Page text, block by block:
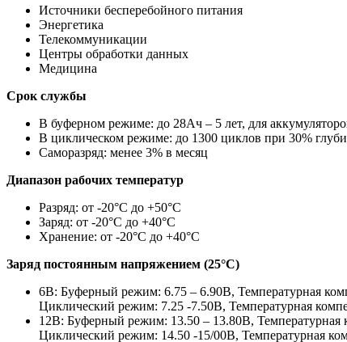
Источники бесперебойного питания
Энергетика
Телекоммуникации
Центры обработки данных
Медицина
Срок службы
В буферном режиме: до 28Ач – 5 лет, для
В циклическом режиме: до 1300 циклов при 30%
Саморазряд: менее 3% в месяц
Диапазон рабочих температур
Разряд: от -20°С до +50°С
Заряд: от -20°С до +40°С
Хранение: от -20°С до +40°С
Заряд постоянным напряжением (25°С)
6В: Буферный режим: 6.75 – 6.90В, Температурная
Циклический режим: 7.25 -7.50В, Температурная
12В: Буферный режим: 13.50 – 13.80В, Температурная
Циклический режим: 14.50 -15/00В, Температурная